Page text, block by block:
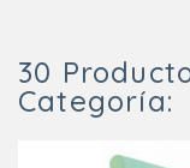
30
Categoría: